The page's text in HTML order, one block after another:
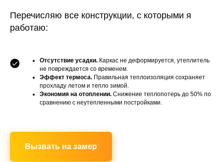
Перечисляю все конструкции, с которыми я
работаю:
Отсутствие усадки. Каркас не деформируется, утеплитель
не повреждается со временем.
Эффект термоса. Правильная теплоизоляция сохраняет
прохладу летом и тепло зимой.
Экономия на отоплении. Снижение теплопотерь до 50% по
сравнению с неутепленными постройками.
Вызвать на замер